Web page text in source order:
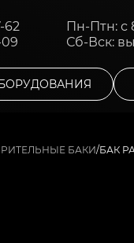
62
09
Пн-Птн: с
Сб-Вск:
БАКИ/БАК